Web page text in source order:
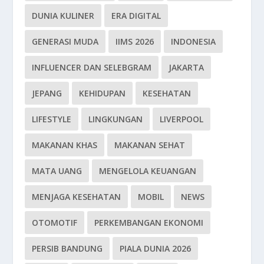
DUNIA KULINER ERA DIGITAL
GENERASI MUDA IIMS 2026 INDONESIA
INFLUENCER DAN SELEBGRAM JAKARTA
JEPANG KEHIDUPAN KESEHATAN
LIFESTYLE LINGKUNGAN LIVERPOOL
MAKANAN KHAS MAKANAN SEHAT
MATA UANG MENGELOLA KEUANGAN
MENJAGA KESEHATAN MOBIL NEWS
OTOMOTIF PERKEMBANGAN EKONOMI
PERSIB BANDUNG PIALA DUNIA 2026